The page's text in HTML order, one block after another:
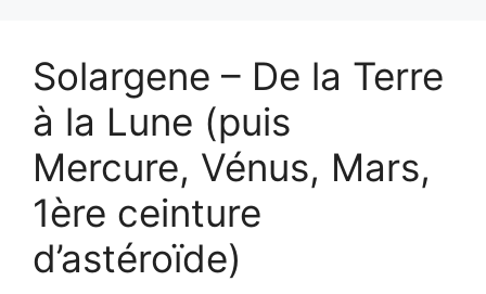
Solargene – De la Terre
à la Lune (puis
Mercure, Vénus, Mars,
1ère ceinture
d’astéroïde)